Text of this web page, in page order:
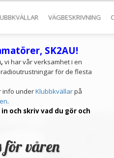
VÄGBESKRIVNING
SK2AU!
vi har vår verksamhet i en
för de flesta
info underKlubbkvällarpå
.
och skriv vad du gör och
våren